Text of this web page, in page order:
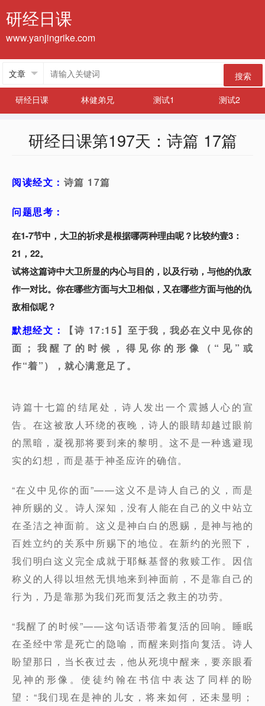
研经日课
www.yanjingrike.com
搜索
研经日课
林健弟兄 测试1 测试2
研经日课第197天：诗篇 17篇
阅读经文： 诗篇 17篇
问题思考：
在1-7节中，大卫的祈求是根据哪两种理由呢？比较约壹3：
21，22。
试将这篇诗中大卫所显的内心与目的，以及行动，与他的仇敌
作一对比。你在哪些方面与大卫相似，又在哪些方面与他的仇
敌相似呢？
默想经文：
【诗 17:15】至于我，我必在义中见你的
面；我醒了的时候，得见你的形像（“见”或
作“着”），就心满意足了。
诗篇十七篇的结尾处，诗人发出一个震撼人心的宣
告。在这被敌人环绕的夜晚，诗人的眼睛却越过眼前
的黑暗，凝视那将要到来的黎明。这不是一种逃避现
实的幻想，而是基于神圣应许的确信。
“在义中见你的面”——这义不是诗人自己的义，而是
神所赐的义。诗人深知，没有人能在自己的义中站立
在圣洁之神面前。这义是神白白的恩赐，是神与祂的
百姓立约的关系中所赐下的地位。在新约的光照下，
我们明白这义完全成就于耶稣基督的救赎工作。因信
称义的人得以坦然无惧地来到神面前，不是靠自己的
行为，乃是靠那为我们死而复活之救主的功劳。
“我醒了的时候”——这句话语带着复活的回响。睡眠
在圣经中常是死亡的隐喻，而醒来则指向复活。诗人
盼望那日，当长夜过去，他从死境中醒来，要亲眼看
见神的形像。使徒约翰在书信中表达了同样的盼
望：“我们现在是神的儿女，将来如何，还未显明；